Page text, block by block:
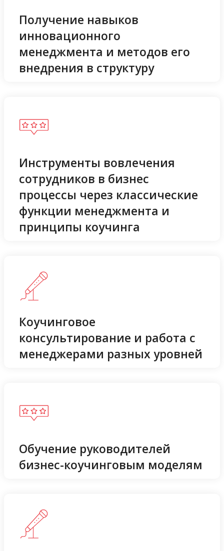
Получение навыков
инновационного
менеджмента и методов его
внедрения в структуру
Инструменты вовлечения
сотрудников в бизнес
процессы через классические
функции менеджмента и
принципы коучинга
Коучинговое
консультирование и работа с
менеджерами разных уровней
Обучение руководителей
бизнес-коучинговым моделям